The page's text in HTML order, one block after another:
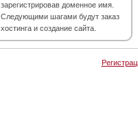
зарегистрировав доменное имя.
Следующими шагами будут заказ
хостинга и создание сайта.